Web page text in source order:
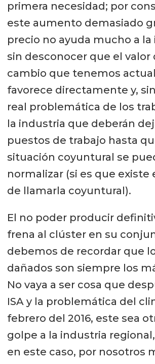
primera necesidad; por
este aumento demasiado
precio no ayuda mucho a
sin desconocer que el valor
cambio que tenemos
favorece directamente y,
real problemática de los
la industria que deberán
puestos de trabajo hasta
situación coyuntural se
normalizar (si es que existe
de llamarla coyuntural).
El no poder producir
frena al clúster en su
debemos de recordar que
dañados son siempre los
No vaya a ser cosa que
ISA y la problemática del
febrero del 2016, este sea
golpe a la industria
en este caso, por nosotros